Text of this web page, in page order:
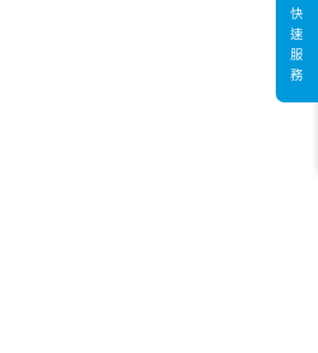
快
速
服
務